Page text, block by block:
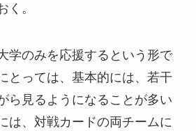
く。
学のみを応援するという形で
とっては、基本的には、若干
ら見るようになることが多い
は、対戦カードの両チームに